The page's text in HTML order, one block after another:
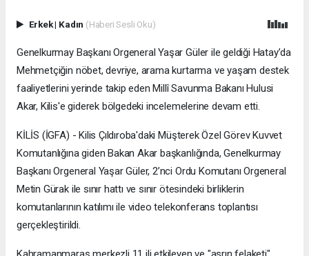
Erkek| Kadın (Haberi Sesli Oku)
Genelkurmay Başkanı Orgeneral Yaşar Güler ile geldiği Hatay’da
Mehmetçiğin nöbet, devriye, arama kurtarma ve yaşam destek
faaliyetlerini yerinde takip eden Millî Savunma Bakanı Hulusi
Akar, Kilis'e giderek bölgedeki incelemelerine devam etti.
KİLİS (İGFA) - Kilis Çıldıroba'daki Müşterek Özel Görev Kuvvet
Komutanlığına giden Bakan Akar başkanlığında, Genelkurmay
Başkanı Orgeneral Yaşar Güler, 2’nci Ordu Komutanı Orgeneral
Metin Gürak ile sınır hattı ve sınır ötesindeki birliklerin
komutanlarının katılımı ile video telekonferans toplantısı
gerçekleştirildi.